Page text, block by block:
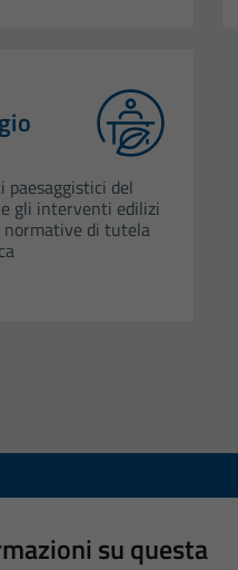
paesaggistici del
gli interventi edilizi
di tutela
su questa